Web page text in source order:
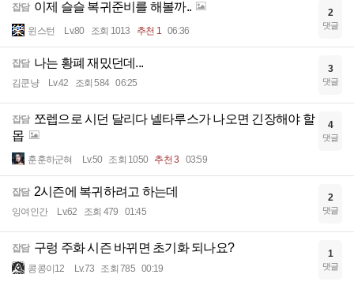
잡담 이제 슬슬 복귀준비를 해볼까..
윈스턴 Lv.80 조회 1013 추천 1 06:36
2
댓글
잡담 나는 황폐 재밌던데...
김쿤냥 Lv.42 조회 584 06:25
3
댓글
잡담 쪼렙으로 시던 달리다 넬타루스가 나오면 긴장해야 할
몹
훈훈하군혀 Lv.50 조회 1050 추천 3 03:59
4
댓글
잡담 2시즌에 복귀하려고 하는데
잉여인간 Lv.62 조회 479 01:45
2
댓글
잡담 구렁 주화 시즌 바뀌면 초기화 되나요?
콩콩이12 Lv.73 조회 785 00:19
1
댓글